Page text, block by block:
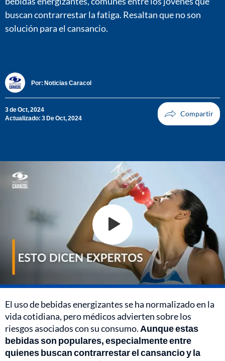
buscan contrarrestar la fatiga. Resaltan que no son
solución para el cansancio.
Por: Noticias Caracol
3 de Oct, 2024
Actualizado: 3 De Oct, 2024
El uso de bebidas energizantes se ha normalizado en la
vida cotidiana, pero médicos advierten sobre los
riesgos asociados con su consumo. Aunque estas
bebidas son populares, especialmente entre
quienes buscan contrarrestar el cansancio y la